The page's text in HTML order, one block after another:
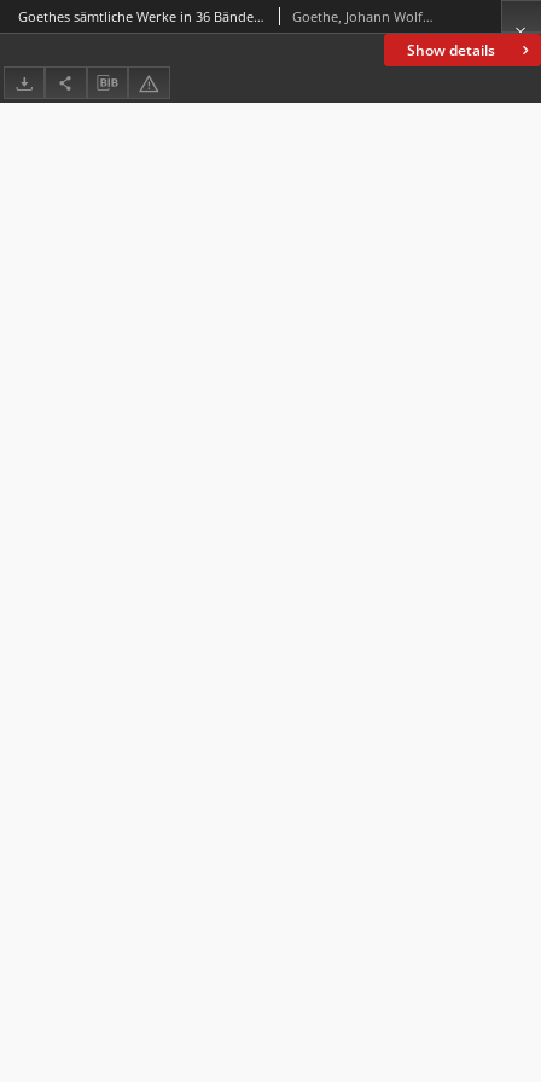
Show details
Goethes sämtliche Werke in 36 Bänden Bd. 17, T. 2 Wilhelm Meisters Lehrjahre Goethe, Johann Wolfgang von (1749-1832)